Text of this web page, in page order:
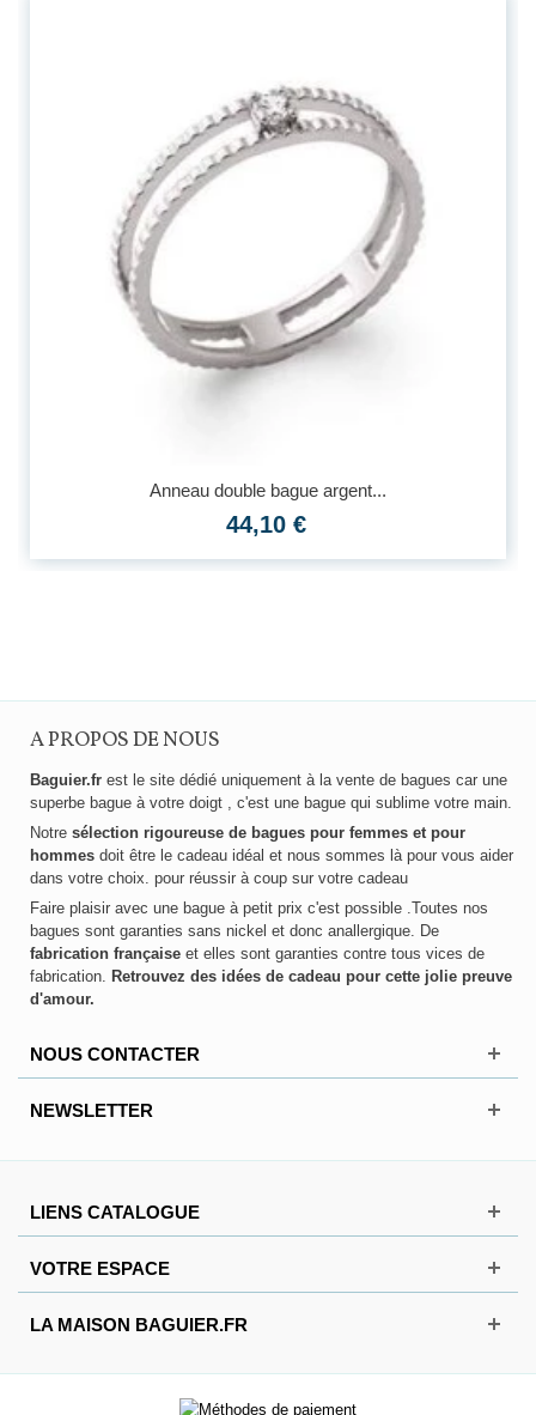
Anneau double bague argent...
44,10 €
A PROPOS DE NOUS
Baguier.fr est le site dédié uniquement à la vente de bagues car une
superbe bague à votre doigt , c'est une bague qui sublime votre main.
Notre sélection rigoureuse de bagues pour femmes et pour
hommes doit être le cadeau idéal et nous sommes là pour vous aider
dans votre choix. pour réussir à coup sur votre cadeau
Faire plaisir avec une bague à petit prix c'est possible .Toutes nos
bagues sont garanties sans nickel et donc anallergique. De
fabrication française et elles sont garanties contre tous vices de
fabrication. Retrouvez des idées de cadeau pour cette jolie preuve
d'amour.
NOUS CONTACTER
NEWSLETTER
LIENS CATALOGUE
VOTRE ESPACE
LA MAISON BAGUIER.FR